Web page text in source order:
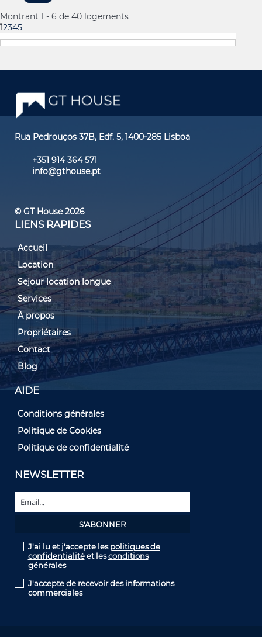
Montrant 1 - 6 de 40 logements
12345
Rua Pedrouços 37B, Edf. 5, 1400-285 Lisboa
+351 914 364 571
info@gthouse.pt
© GT House 2026
LIENS RAPIDES
Accueil
Location
Sejour location longue
Services
À propos
Propriétaires
Contact
Blog
AIDE
Conditions générales
Politique de Cookies
Politique de confidentialité
NEWSLETTER
J'ai lu et j'accepte lespolitiques de
confidentialitéet lesconditions
générales
J'accepte de recevoir des informations
commerciales